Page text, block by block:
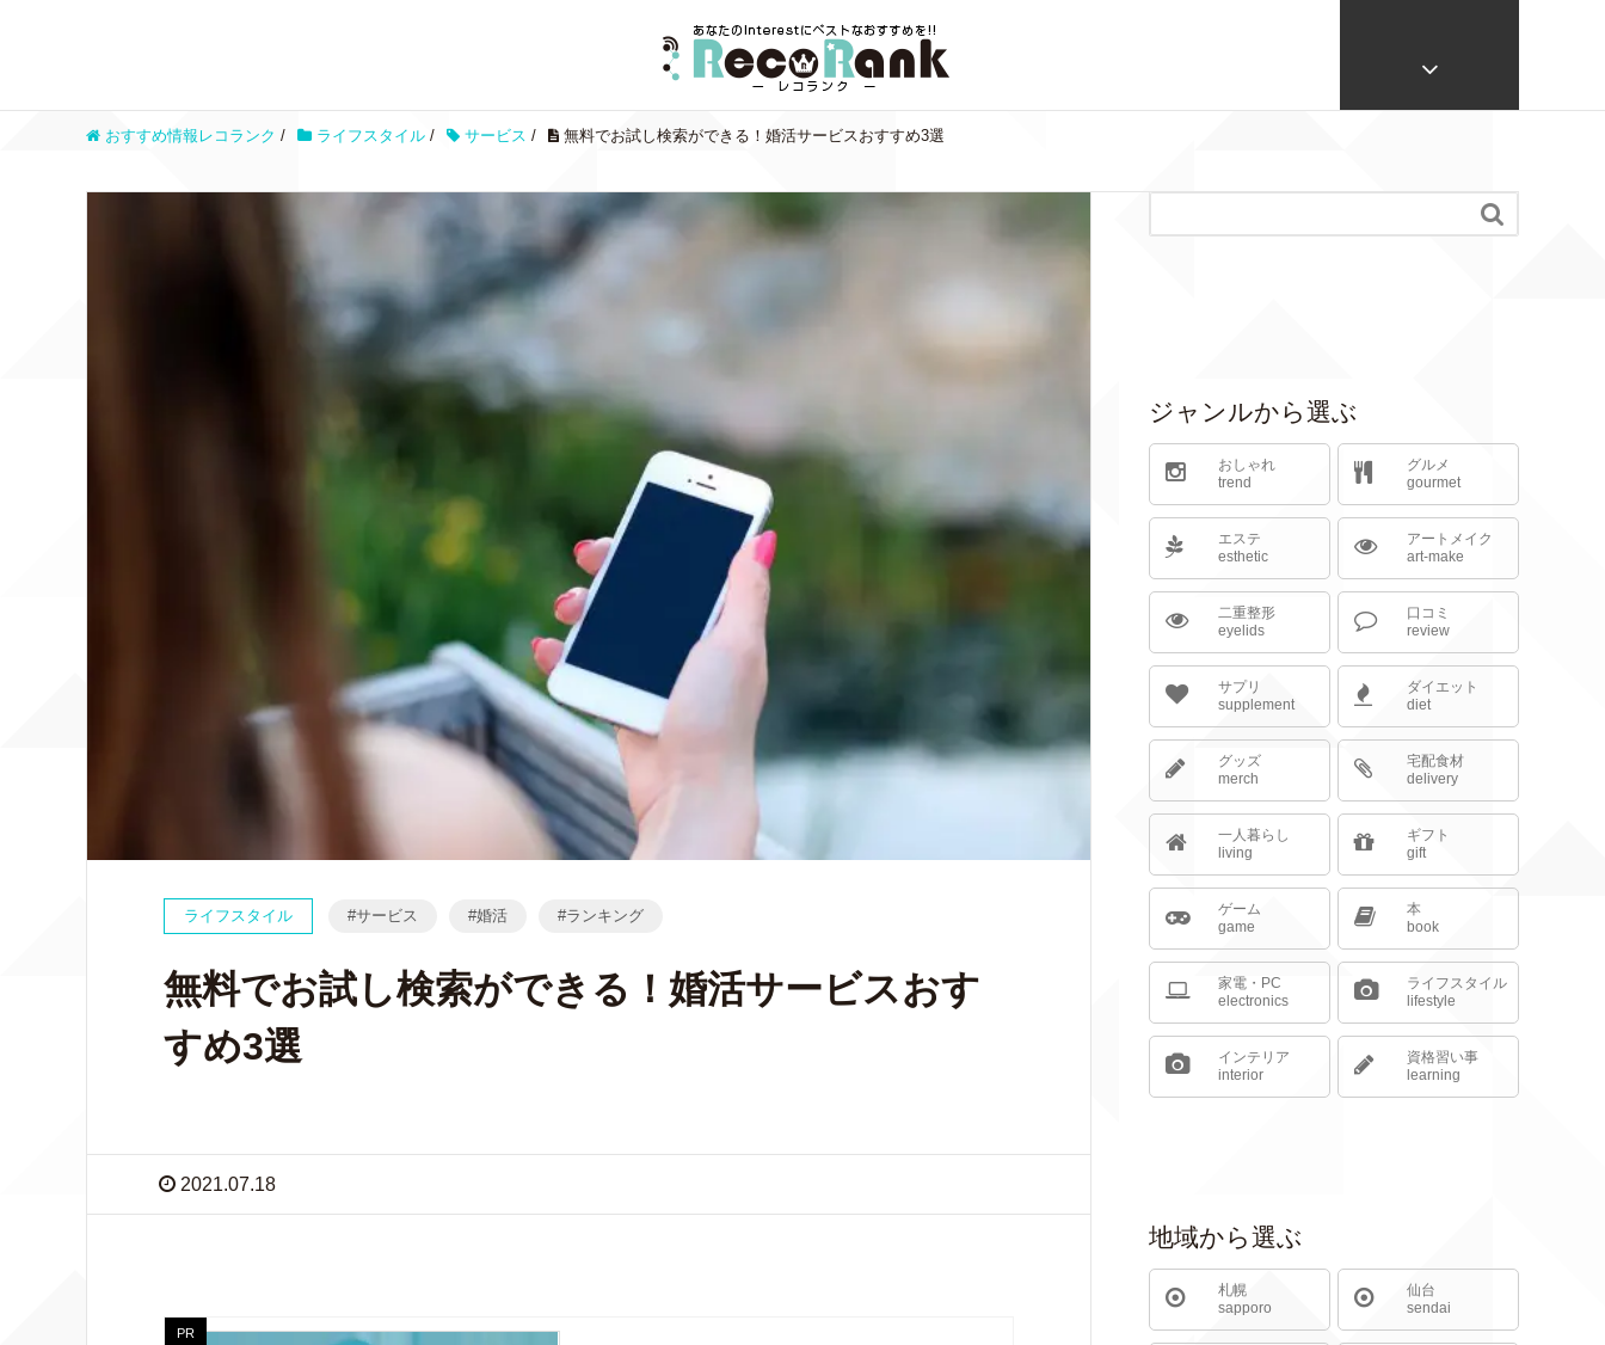
おすすめ情報レコランク / ライフスタイル / サービス / 無料でお試し検索ができる！婚活サービスおすすめ3選
ライフスタイル サービス 婚活 ランキング
無料でお試し検索ができる！婚活サービスおす
すめ3選
2021.07.18

ジャンルから選ぶ
おしゃれ
trend
グルメ
gourmet
エステ
esthetic
アートメイク
art-make
二重整形
eyelids
口コミ
review
サプリ
supplement
ダイエット
diet
グッズ
merch
宅配食材
delivery
一人暮らし
living
ギフト
gift
ゲーム
game
本
book
家電・PC
electronics
ライフスタイル
lifestyle
インテリア
interior
資格習い事
learning
地域から選ぶ
札幌
sapporo
仙台
sendai